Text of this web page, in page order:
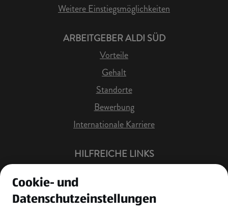
Weitere Einstiegsmöglichkeiten
ARBEITGEBER ALDI SÜD
Vorteile
Gehalt
Standorte
Bewerbung
Internationale Karriere
HILFREICHE LINKS
Job Benachrichtigung
Bewerberkonto
Cookie- und
Datenschutzeinstellungen